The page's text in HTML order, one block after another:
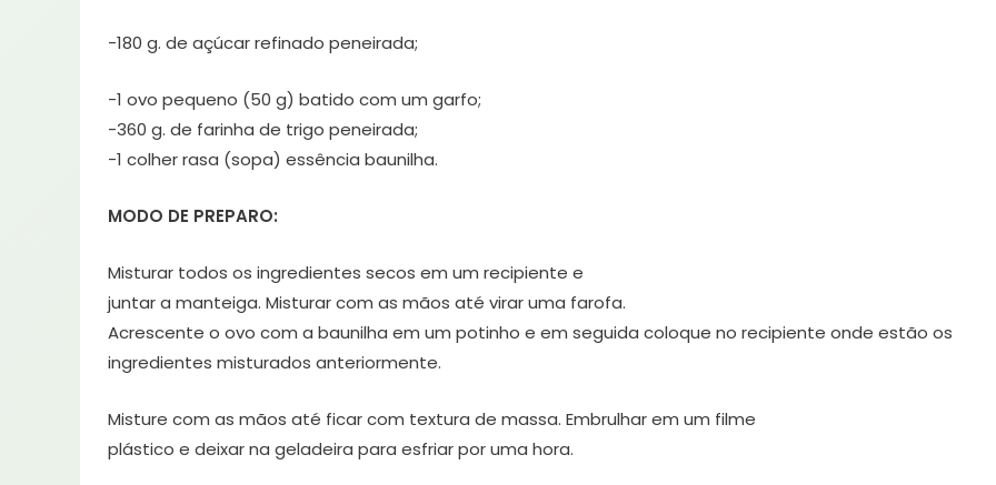
-180 g. de açúcar refinado peneirada;
-1 ovo pequeno (50 g) batido com um garfo;
-360 g. de farinha de trigo peneirada;
-1 colher rasa (sopa) essência baunilha.
MODO DE PREPARO:
Misturar todos os ingredientes secos em um recipiente e
juntar a manteiga. Misturar com as mãos até virar uma farofa.
Acrescente o ovo com a baunilha em um potinho e em seguida coloque no recipiente onde estão os
ingredientes misturados anteriormente.
Misture com as mãos até ficar com textura de massa. Embrulhar em um filme
plástico e deixar na geladeira para esfriar por uma hora.